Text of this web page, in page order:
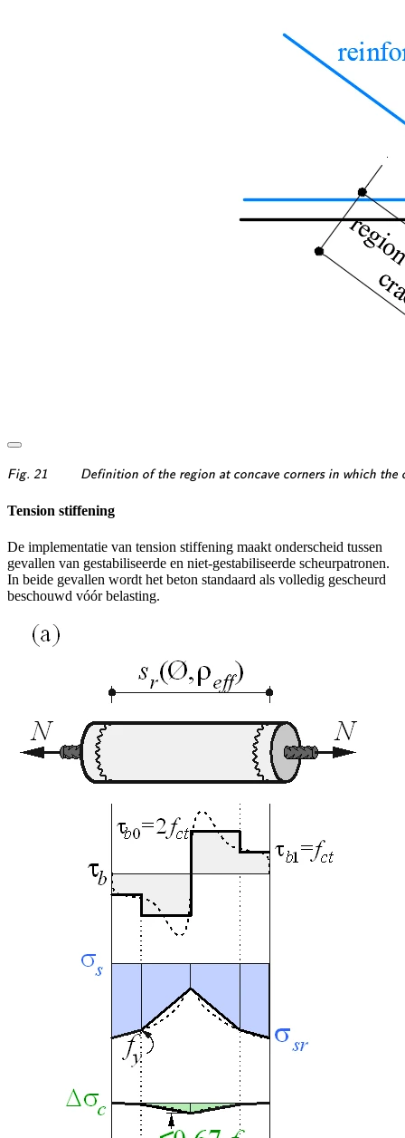
Fig. 21 Definition of the region at concave corners in which
Tension stiffening
De implementatie van tension stiffening maakt onderscheid tussen
gevallen van gestabiliseerde en niet-gestabiliseerde scheurpatronen.
In beide gevallen wordt het beton standaard als volledig gescheurd
beschouwd vóór belasting.